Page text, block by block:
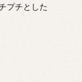
プチとした